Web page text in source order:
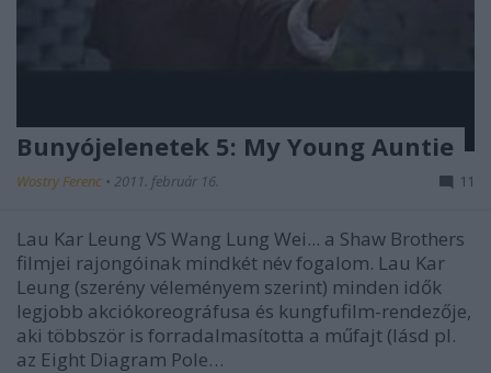
Bunyójelenetek 5: My Young Auntie
Wostry Ferenc • 2011. február 16. 11
Lau Kar Leung VS Wang Lung Wei... a Shaw Brothers
filmjei rajongóinak mindkét név fogalom. Lau Kar
Leung (szerény véleményem szerint) minden idők
legjobb akciókoreográfusa és kungfufilm-rendezője,
aki többször is forradalmasította a műfajt (lásd pl.
az Eight Diagram Pole…